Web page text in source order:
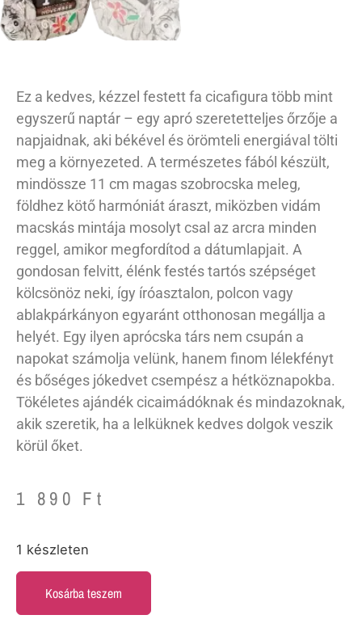
Ez a kedves, kézzel festett fa cicafigura több mint
egyszerű naptár – egy apró szeretetteljes őrzője a
napjaidnak, aki békével és örömteli energiával tölti
meg a környezeted. A természetes fából készült,
mindössze 11 cm magas szobrocska meleg,
földhez kötő harmóniát áraszt, miközben vidám
macskás mintája mosolyt csal az arcra minden
reggel, amikor megfordítod a dátumlapjait. A
gondosan felvitt, élénk festés tartós szépséget
kölcsönöz neki, így íróasztalon, polcon vagy
ablakpárkányon egyaránt otthonosan megállja a
helyét. Egy ilyen aprócska társ nem csupán a
napokat számolja velünk, hanem finom lélekfényt
és bőséges jókedvet csempész a hétköznapokba.
Tökéletes ajándék cicaimádóknak és mindazoknak,
akik szeretik, ha a lelküknek kedves dolgok veszik
körül őket.
1 890 Ft
1 készleten
Kosárba teszem